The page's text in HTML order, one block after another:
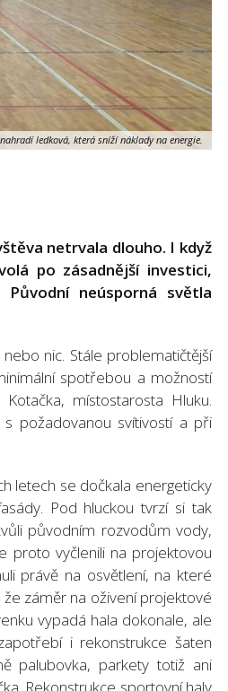
ledková, která sníží náklady na energie.
netrvala dlouho. I když
po zásadnější investici,
neúsporná světla
nic. Stále problematičtější
spotřebou a možností
místostarosta Hluku.
požadovanou svítivostí a při
letech se dočkala energeticky
Pod hluckou tvrzí si tak
původním rozvodům vody,
proto vyčlenili na projektovou
právě na osvětlení, na které
záměr na oživení projektové
vypadá hala dokonale, ale
i rekonstrukce šaten
palubovka, parkety totiž ani